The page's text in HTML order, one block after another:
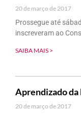
20 de março de 2017
Prossegue até
inscreveram ao
SAIBA MAIS >
Aprendizado da
20 de março de 2017